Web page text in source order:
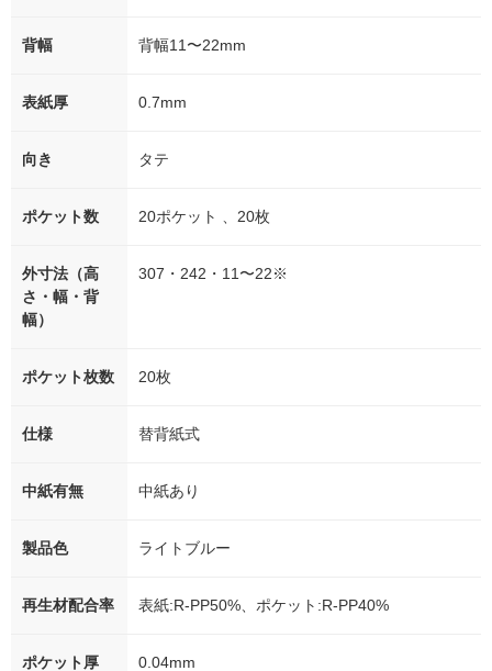
背幅 背幅11〜22mm
表紙厚 0.7mm
向き タテ
ポケット数 20ポケット 、20枚
外寸法（高
さ・幅・背
幅）
307・242・11〜22※
ポケット枚数 20枚
仕様 替背紙式
中紙有無 中紙あり
製品色 ライトブルー
再生材配合率 表紙:R-PP50%、ポケット:R-PP40%
ポケット厚 0.04mm